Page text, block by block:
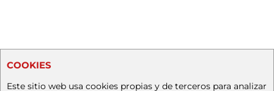
COOKIES
Este sitio web usa cookies propias y de terceros para analizar